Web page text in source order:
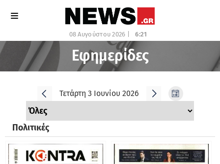
08 Αυγούστου 2026 | 6:21
Εφημερίδες
Τετάρτη 3 Ιουνίου 2026
Πολιτικές